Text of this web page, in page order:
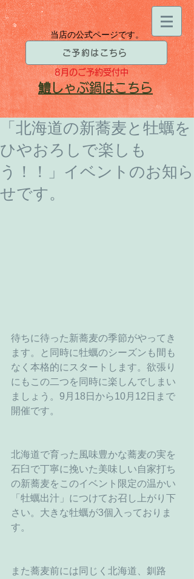
当店の公式ページです。
ご予約はこちら
8月のご予約受付中
​鱧しゃぶ鍋はこちら
「北海道の新蕎麦と牡蠣を
ひやおろしで楽しも
う！！」イベントのお知ら
せです。
待ちに待った新蕎麦の季節がやってき
ます。と同時に牡蠣のシーズンも間も
なく本格的にスタートします。欲張り
にもこの二つを同時に楽しんでしまい
ましょう。9月18日から10月12日まで
開催です。
北海道で育った風味豊かな蕎麦の実を
石臼で丁寧に挽いた美味しい自家打ち
の新蕎麦をこのイベント限定の温かい
「牡蠣出汁」につけてお召し上がり下
さい。大きな牡蠣が3個入っておりま
す。
また蕎麦前には同じく北海道、釧路